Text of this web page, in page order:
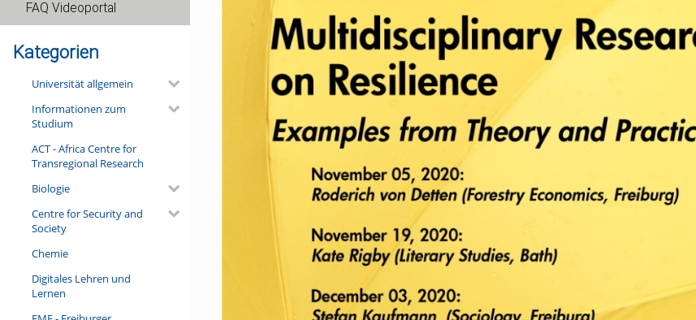
FAQ Videoportal
Kategorien
Universität allgemein
Informationen zum
Studium
ACT - Africa Centre for
Transregional Research
Biologie
Centre for Security and
Society
Chemie
Digitales Lehren und
Lernen